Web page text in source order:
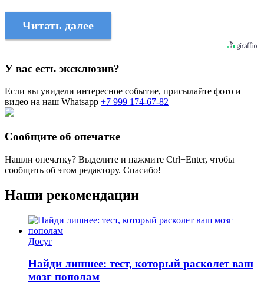
Читать далее
У вас есть эксклюзив?
Если вы увидели интересное событие, присылайте фото и
видео на наш Whatsapp +7 999 174-67-82
Сообщите об опечатке
Нашли опечатку? Выделите и нажмите Ctrl+Enter, чтобы
сообщить об этом редактору. Спасибо!
Наши рекомендации
Досуг
Найди лишнее: тест, который расколет ваш
мозг пополам